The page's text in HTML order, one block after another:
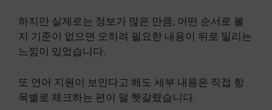
하지만 실제로는 정보가 많은 만큼, 어떤 순서로 볼
지 기준이 없으면 오히려 필요한 내용이 뒤로 밀리는
느낌이 있었습니다.
또 언어 지원이 보인다고 해도 세부 내용은 직접 항
목별로 체크하는 편이 덜 헷갈렸습니다.